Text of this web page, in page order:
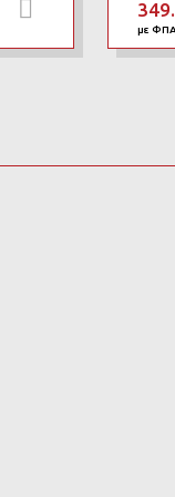
Προσθήκη
με ΦΠΑ